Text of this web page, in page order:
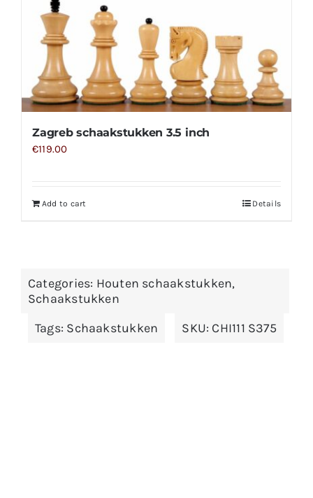
Zagreb schaakstukken 3.5 inch
€119.00
Add to cart Details
Categories: Houten schaakstukken,
Schaakstukken
Tags: Schaakstukken SKU: CHI111 S375